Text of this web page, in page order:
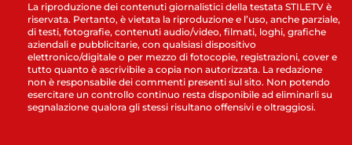
La riproduzione dei contenuti giornalistici della testata STILETV è
riservata. Pertanto, è vietata la riproduzione e l’uso, anche parziale,
di testi, fotografie, contenuti audio/video, filmati, loghi, grafiche
aziendali e pubblicitarie, con qualsiasi dispositivo
elettronico/digitale o per mezzo di fotocopie, registrazioni, cover e
tutto quanto è ascrivibile a copia non autorizzata. La redazione
non è responsabile dei commenti presenti sul sito. Non potendo
esercitare un controllo continuo resta disponibile ad eliminarli su
segnalazione qualora gli stessi risultano offensivi e oltraggiosi.